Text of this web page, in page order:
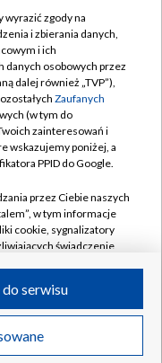
w likwidacji
wyrazić zgody na
i zbierania danych,
i ich
danych osobowych przez
dalej również „TVP”),
Zaufanych
(w tym do
zainteresowań i
wskazujemy poniżej, a
PPID do Google.
przez Ciebie naszych
w tym informacje
cookie, sygnalizatory
świadczenie
przez Ciebie
IP, identyfikatory
serwisu